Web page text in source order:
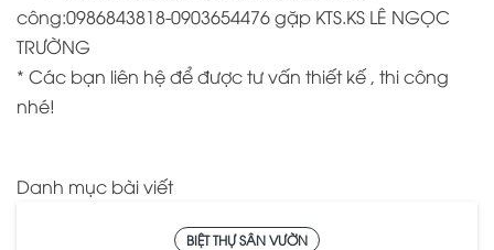
công:0986843818-0903654476 gặp KTS.KS LÊ NGỌC
TRƯỜNG
* Các bạn liên hệ để được tư vấn thiết kế , thi công
nhé!
Danh mục bài viết
BIỆT THỰ SÂN VƯỜN